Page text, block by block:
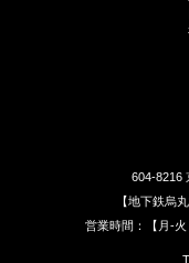
604-8216 京
【地下鉄烏
営業時間：【月-